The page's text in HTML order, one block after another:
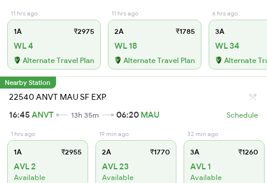
11 hrs ago
1A ₹2975
WL 4
Alternate Travel Plan
11 hrs ago
2A ₹1785
WL 18
Alternate Travel Plan
6 hrs ago
3A
WL 34
Alternate
Nearby Station
22540 ANVT MAU SF EXP
16:45ANVT 13h 35m 06:20 MAU Schedule
1 hrs ago
1A ₹2955
AVL 2
Available
19 min ago
2A ₹1770
AVL 23
Available
32 min ago
3A ₹1260
AVL 1
Available